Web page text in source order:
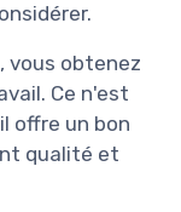
vous obtenez
Ce n'est
offre un bon
qualité et